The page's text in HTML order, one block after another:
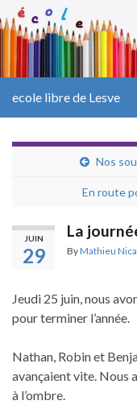
ecole libre de Lesve
Nos
En route
JUIN
29
La
ByMathieu
Jeudi 25 juin, nous
pour terminer l’année.
Nathan, Robin et
avançaient vite. Nous
à l’ombre.